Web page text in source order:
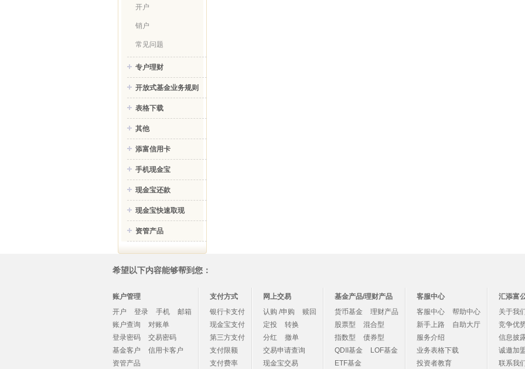
开户
销户
常见问题
专户理财
开放式基金业务规则
表格下载
其他
添富信用卡
手机现金宝
现金宝还款
现金宝快速取现
资管产品
希望以下内容能够帮到您：
账户管理
开户
登录 手机
邮箱
账户查询
对账单
登录密码
交易密码
基金客户
信用卡客户
资管产品
支付方式
银行卡支付
现金宝支付
第三方支付
支付限额
支付费率
网上交易
认购 /申购
赎回
定投
转换
分红
撤单
交易申请查询
现金宝交易
基金产品/理财产品
货币基金
理财产品
股票型
混合型
指数型
债券型
QDII基金
LOF基金
ETF基金
客服中心
客服中心
帮助中心
新手上路
自助大厅
服务介绍
业务表格下载
投资者教育
汇添富
关于我
竞争优
信息披
诚邀加
联系我